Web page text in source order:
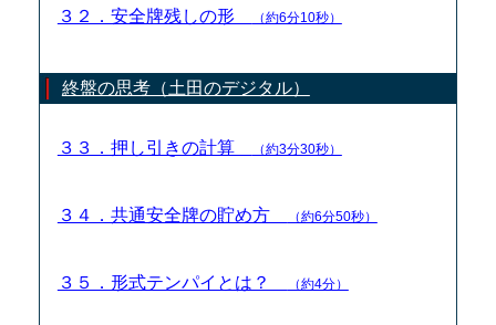
３２．安全牌残しの形 （約6分10秒）
終盤の思考（土田のデジタル）
３３．押し引きの計算 （約3分30秒）
３４．共通安全牌の貯め方 （約6分50秒）
３５．形式テンパイとは？ （約4分）